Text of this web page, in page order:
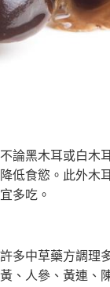
論黑木耳或白木
低食慾。 此外木
多吃。
多中草藥方調理
、 人參、黃連、